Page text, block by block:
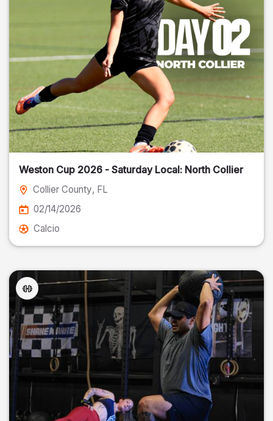
Weston Cup 2026 - Saturday Local: North Collier
Collier County, FL
02/14/2026
Calcio